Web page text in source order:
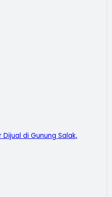
Dijual di Gunung Salak,